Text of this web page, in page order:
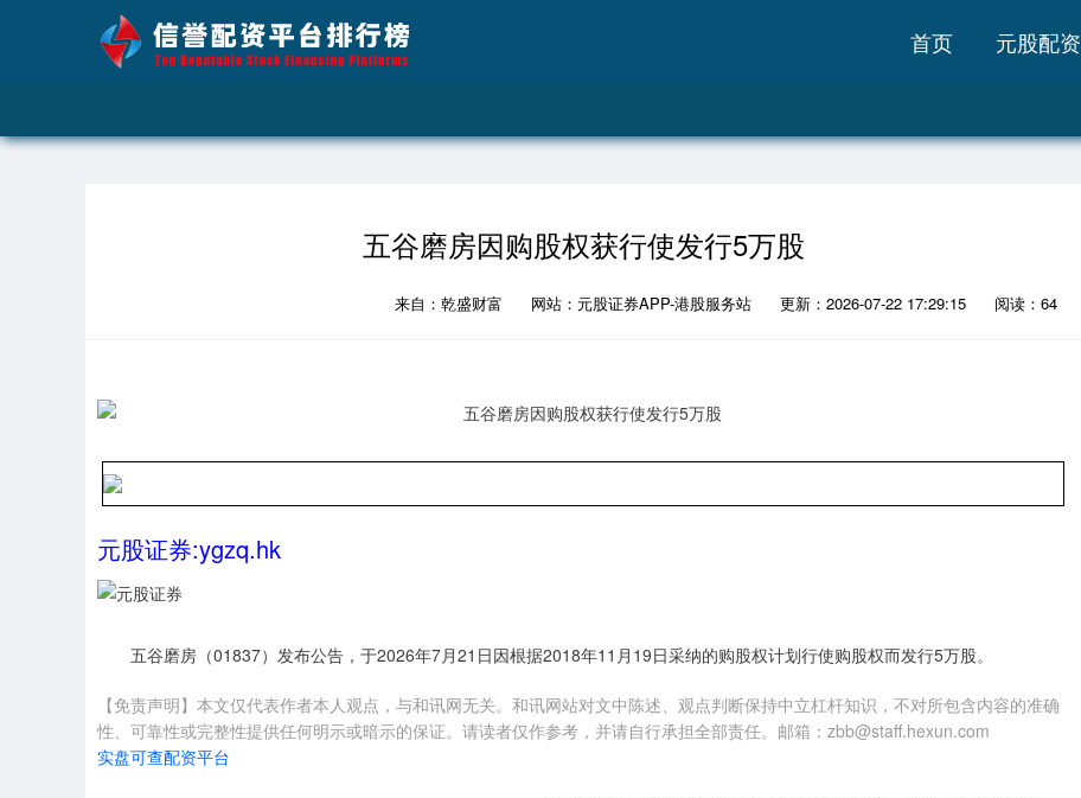
首页 元股配资
五谷磨房因购股权获行使发行5万股
来自：乾盛财富 网站：元股证券APP-港股服务站 更新：2026-07-22 17:29:15 阅读：64
元股证券:ygzq.hk
五谷磨房（01837）发布公告，于2026年7月21日因根据2018年11月19日采纳的购股权计划行使购股权而发行5万股。
【免责声明】本文仅代表作者本人观点，与和讯网无关。和讯网站对文中陈述、观点判断保持中立杠杆知识，不对所包含内容的准确
性、可靠性或完整性提供任何明示或暗示的保证。请读者仅作参考，并请自行承担全部责任。邮箱：zbb@staff.hexun.com
实盘可查配资平台